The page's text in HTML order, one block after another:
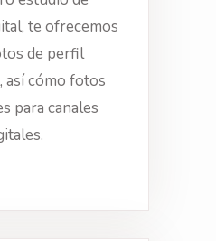
te ofrecemos
de perfil
así cómo fotos
para canales